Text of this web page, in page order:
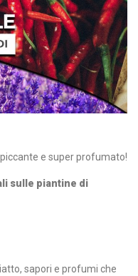
e super profumato!
sulle piantine di
sapori e profumi che